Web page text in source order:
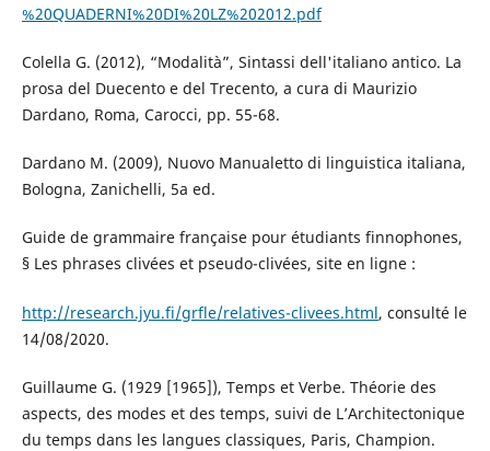
%20QUADERNI%20DI%20LZ%202012.pdf
Colella G. (2012), “Modalità”, Sintassi dell'italiano antico. La
prosa del Duecento e del Trecento, a cura di Maurizio
Dardano, Roma, Carocci, pp. 55-68.
Dardano M. (2009), Nuovo Manualetto di linguistica italiana,
Bologna, Zanichelli, 5a ed.
Guide de grammaire française pour étudiants finnophones,
§ Les phrases clivées et pseudo-clivées, site en ligne :
http://research.jyu.fi/grfle/relatives-clivees.html, consulté le
14/08/2020.
Guillaume G. (1929 [1965]), Temps et Verbe. Théorie des
aspects, des modes et des temps, suivi de L’Architectonique
du temps dans les langues classiques, Paris, Champion.